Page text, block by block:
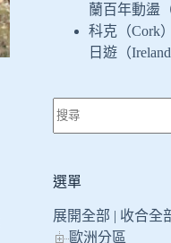
蘭百年動盪
科克（Cork
日遊（Ireland
找
不
符
條
件
選單
展開全部 | 收合全
歐洲分區